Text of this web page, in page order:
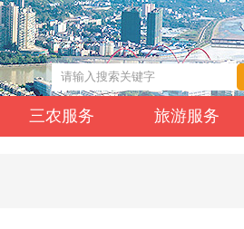
三农服务 旅游服务